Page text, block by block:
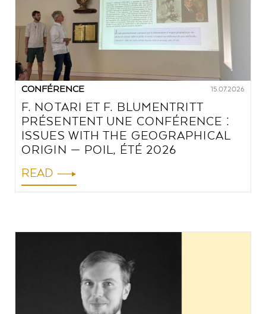
CONFÉRENCE 15.07.2026
F. NOTARI ET F. BLUMENTRITT
PRÉSENTENT UNE CONFÉRENCE :
ISSUES WITH THE GEOGRAPHICAL
ORIGIN — POIL, ÉTÉ 2026
READ